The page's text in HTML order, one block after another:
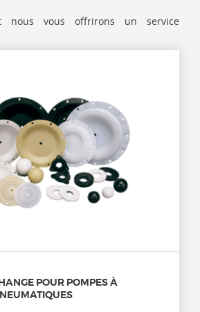
nous vous offrirons un service
POUR POMPES À